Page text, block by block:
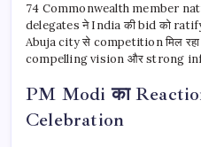
74 Commonwealth member
delegates ने India की bid को
Abuja city से competition मिल
compelling vision और strong
PM Modi का
Celebration